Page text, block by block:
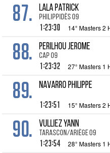
87. LALA Patrick
Philippidès 09
1:23:30 14° Masters 2
88. PERILHOU Jerome
CAP 09
1:23:32 27° Masters 1
89. NAVARRO Philippe
1:23:51 15° Masters 2
90. VULLIEZ Yann
Tarascon/Ariège 09
1:23:54 28° Masters 1